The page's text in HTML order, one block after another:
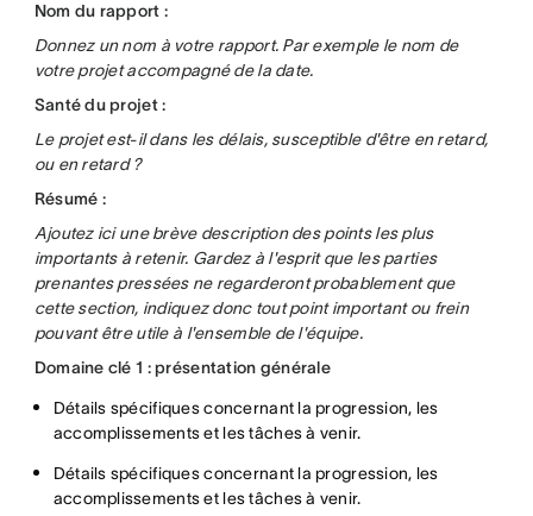
Nom du rapport :
Donnez un nom à votre rapport. Par exemple le nom de
votre projet accompagné de la date.
Santé du projet :
Le projet est-il dans les délais, susceptible d'être en retard,
ou en retard ?
Résumé :
Ajoutez ici une brève description des points les plus
importants à retenir. Gardez à l'esprit que les parties
prenantes pressées ne regarderont probablement que
cette section, indiquez donc tout point important ou frein
pouvant être utile à l'ensemble de l'équipe.
Domaine clé 1 : présentation générale
Détails spécifiques concernant la progression, les
accomplissements et les tâches à venir.
Détails spécifiques concernant la progression, les
accomplissements et les tâches à venir.